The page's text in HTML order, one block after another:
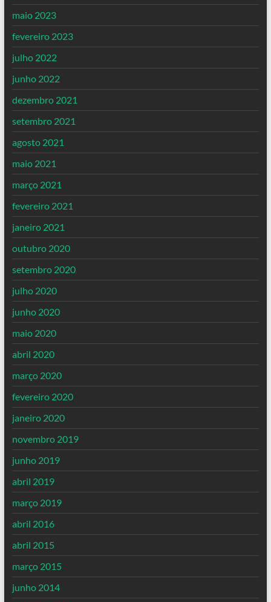
maio 2023
fevereiro 2023
julho 2022
junho 2022
dezembro 2021
setembro 2021
agosto 2021
maio 2021
março 2021
fevereiro 2021
janeiro 2021
outubro 2020
setembro 2020
julho 2020
junho 2020
maio 2020
abril 2020
março 2020
fevereiro 2020
janeiro 2020
novembro 2019
junho 2019
abril 2019
março 2019
abril 2016
abril 2015
março 2015
junho 2014